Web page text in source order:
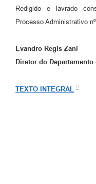
Redigido e lavrado
Processo Administrativo
Evandro Regis Zani
Diretor do
TEXTO INTEGRAL